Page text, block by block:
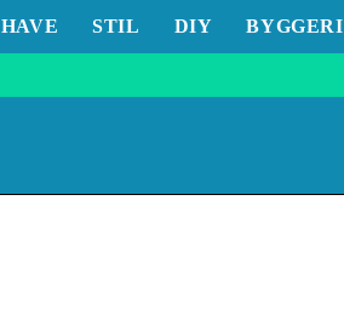
HAVE STIL DIY BYGGERI